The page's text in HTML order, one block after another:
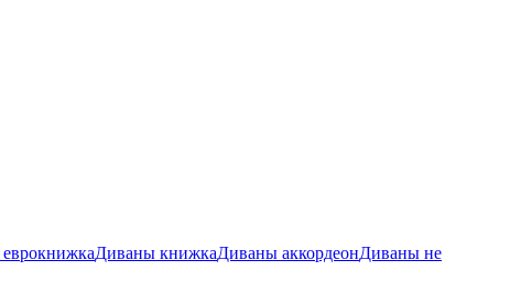
Диваны книжкаДиваны аккордеонДиваны не